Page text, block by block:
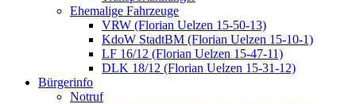
Ehemalige Fahrzeuge
VRW (Florian Uelzen 15-50-13)
KdoW StadtBM (Florian Uelzen 15-10-1)
LF 16/12 (Florian Uelzen 15-47-11)
DLK 18/12 (Florian Uelzen 15-31-12)
Bürgerinfo
Notruf